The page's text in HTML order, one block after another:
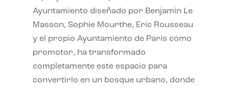
Ayuntamiento diseñado por Benjamin Le
Masson, Sophie Mourthe, Eric Rousseau
y el propio Ayuntamiento de París como
promotor, ha transformado
completamente este espacio para
convertirlo en un bosque urbano, donde